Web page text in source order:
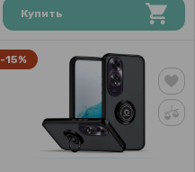
Купить
-15%